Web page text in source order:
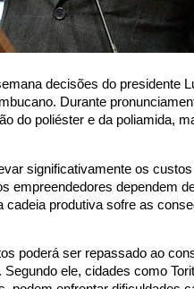
decisões do presidente
Durante
do poliéster e da poliamida,
significativamente os
empreendedores dependem
produtiva sofre as
poderá ser repassado ao
ele, cidades como